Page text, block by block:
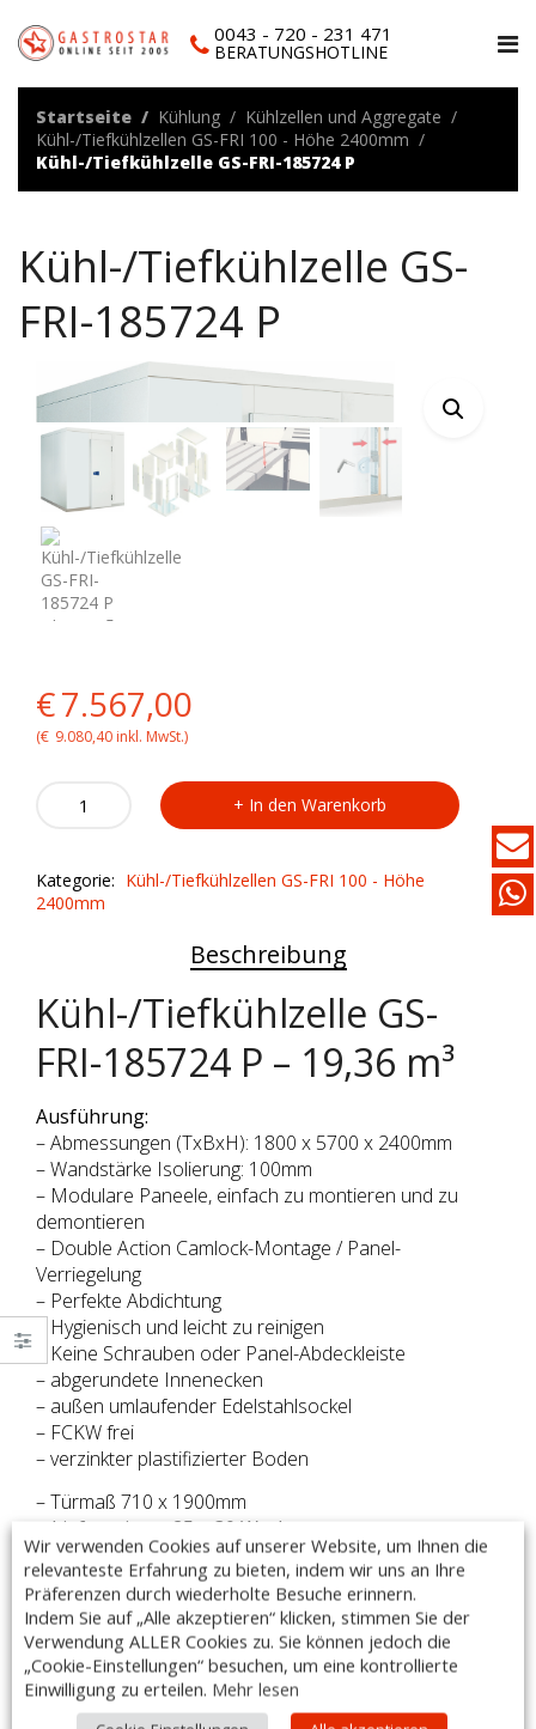
0043 - 720 - 231 471
BERATUNGSHOTLINE
Startseite Kühlung
Kühlzellen und Aggregate
Kühl-/Tiefkühlzellen GS-FRI 100 - Höhe 2400mm
Kühl-/Tiefkühlzelle GS-FRI-185724 P
Kühl-/Tiefkühlzelle GS-
FRI-185724 P
Original
price
was:
€7.567,00.
€7.567,00
is:
€7.567,00.
(€ 9.080,40 inkl. MwSt.)
Kühl-/Tiefkühlzelle
P
quantity
In den Warenkorb
Kategorie: Kühl-/Tiefkühlzellen GS-FRI 100 - Höhe
2400mm
Beschreibung
Kühl-/Tiefkühlzelle GS-
FRI-185724 P – 19,36 m³
Ausführung:
– Abmessungen (TxBxH): 1800 x 5700 x 2400mm
– Wandstärke Isolierung: 100mm
– Modulare Paneele, einfach zu montieren und zu
demontieren
– Double Action Camlock-Montage / Panel-
Verriegelung
– Perfekte Abdichtung
– Hygienisch und leicht zu reinigen
– Keine Schrauben oder Panel-Abdeckleiste
– abgerundete Innenecken
– außen umlaufender Edelstahlsockel
– FCKW frei
– verzinkter plastifizierter Boden
– Türmaß 710 x 1900mm
– Lieferzeit: ca. 25 – 30 Werktage
– Made in Italy
Optional auch ohne Boden auf Anfrage lieferbar.
youtube-video: Zellenaufbau – https://www.youtube.com/watch?
v=lFWBYt6Ivgo&t=10s
Passende Kühl- und Tiefkühlaggregate auf
Wir verwenden Cookies auf unserer Website, um Ihnen die
relevanteste Erfahrung zu bieten, indem wir uns an Ihre
Präferenzen durch wiederholte Besuche erinnern.
Indem Sie auf „Alle akzeptieren“ klicken, stimmen Sie der
Verwendung ALLER Cookies zu. Sie können jedoch die
„Cookie-Einstellungen“ besuchen, um eine kontrollierte
Einwilligung zu erteilen. Mehr lesen